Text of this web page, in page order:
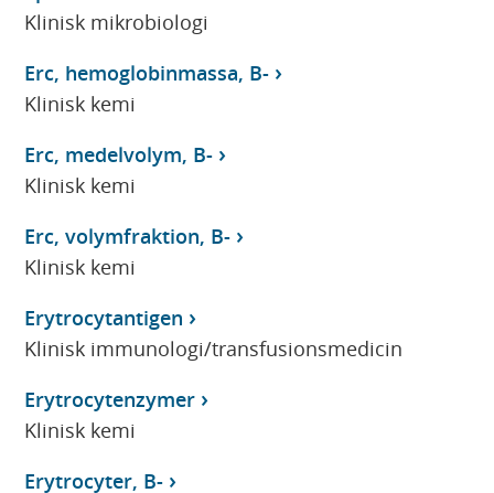
Klinisk mikrobiologi
Erc, hemoglobinmassa, B-
Klinisk kemi
Erc, medelvolym, B-
Klinisk kemi
Erc, volymfraktion, B-
Klinisk kemi
Erytrocytantigen
Klinisk immunologi/transfusionsmedicin
Erytrocytenzymer
Klinisk kemi
Erytrocyter, B-